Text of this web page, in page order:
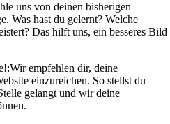
uns von deinen bisherigen
Was hast du gelernt? Welche
Das hilft uns, ein besseres Bild
Wir empfehlen dir, deine
einzureichen. So stellst du
gelangt und wir deine